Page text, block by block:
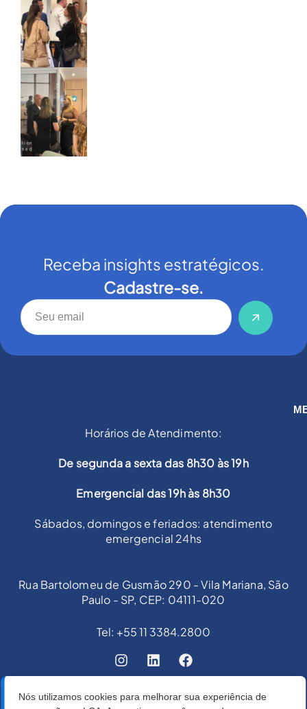
Receba insights estratégicos.
Cadastre-se.
Horários de Atendimento:
De segunda a sexta das 8h30 às 19h
Emergencial das 19h às 8h30
Sábados, domingos e feriados: atendimento
emergencial 24hs
Rua Bartolomeu de Gusmão 290 - Vila Mariana, São
Paulo - SP, CEP: 04111-020
Tel: +55 11 3384.2800
Nós utilizamos cookies para melhorar sua experiência de